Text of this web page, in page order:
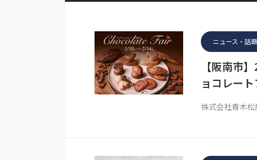
ニュース・話題
【阪南市
ョコレー
株式会社青木